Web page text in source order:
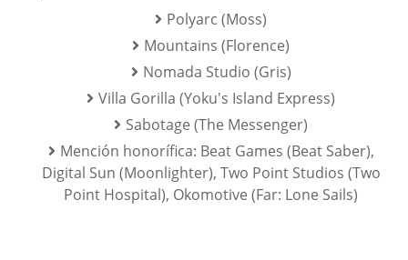
Polyarc (Moss)
Mountains (Florence)
Nomada Studio (Gris)
Villa Gorilla (Yoku's Island Express)
Sabotage (The Messenger)
Mención honorífica: Beat Games (Beat Saber),
Digital Sun (Moonlighter), Two Point Studios (Two
Point Hospital), Okomotive (Far: Lone Sails)